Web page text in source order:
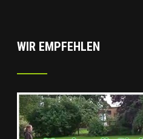
WIR EMPFEHLEN